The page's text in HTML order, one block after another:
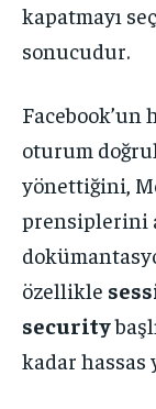
kapatmayı
sonucudur.
Facebook’un
oturum
yönettiğini,
prensiplerini
özellikle
security
kadar